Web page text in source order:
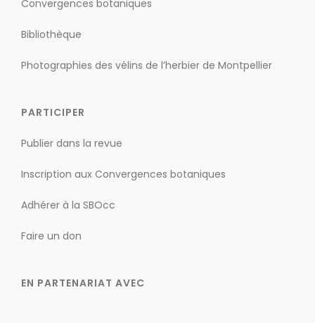
Convergences botaniques
Bibliothèque
Photographies des vélins de l’herbier de Montpellier
PARTICIPER
Publier dans la revue
Inscription aux Convergences botaniques
Adhérer à la SBOcc
Faire un don
EN PARTENARIAT AVEC